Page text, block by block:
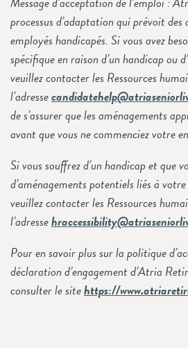
processus d’adaptation qui prévoit
employés handicapés. Si vous avez
spécifique en raison d’un handicap ou
veuillez contacter les Ressources
l’adresse
de s’assurer que les aménagements
avant que vous ne commenciez votre
Si vous souffrez d’un handicap et que
d’aménagements potentiels liés à
veuillez contacter les Ressources
l’adresse
Pour en savoir plus sur la politique
déclaration d’engagement d’Atria
consulter le sitehttps://